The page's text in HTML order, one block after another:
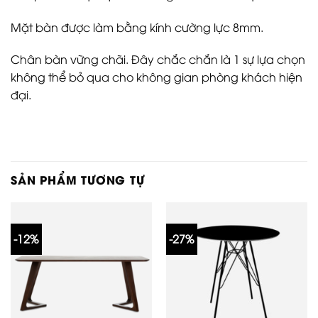
Mặt bàn được làm bằng kính cường lực 8mm.
Chân bàn vững chãi. Đây chắc chắn là 1 sự lựa chọn
không thể bỏ qua cho không gian phòng khách hiện
đại.
SẢN PHẨM TƯƠNG TỰ
-12% -27%